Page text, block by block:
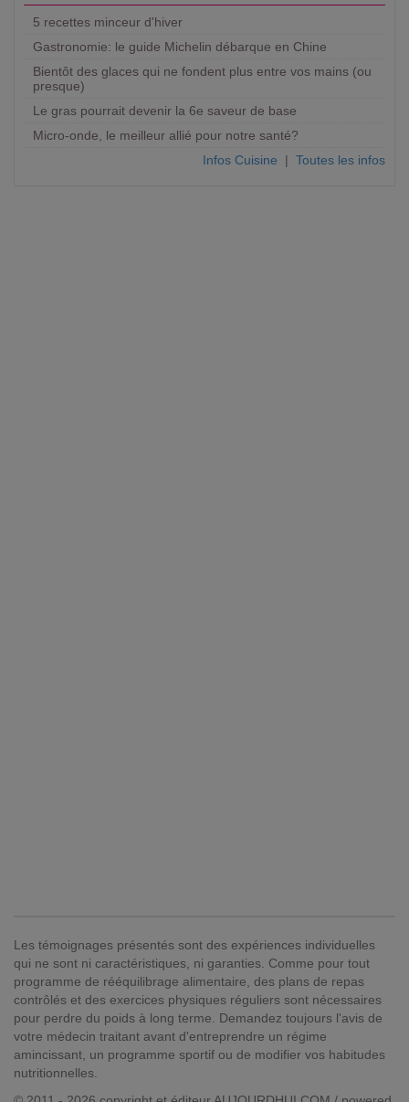
5 recettes minceur d'hiver
Gastronomie: le guide Michelin débarque en Chine
Bientôt des glaces qui ne fondent plus entre vos mains (ou
presque)
Le gras pourrait devenir la 6e saveur de base
Micro-onde, le meilleur allié pour notre santé?
Infos Cuisine | Toutes les infos
Les témoignages présentés sont des expériences individuelles
qui ne sont ni caractéristiques, ni garanties. Comme pour tout
programme de rééquilibrage alimentaire, des plans de repas
contrôlés et des exercices physiques réguliers sont nécessaires
pour perdre du poids à long terme. Demandez toujours l'avis de
votre médecin traitant avant d'entreprendre un régime
amincissant, un programme sportif ou de modifier vos habitudes
nutritionnelles.